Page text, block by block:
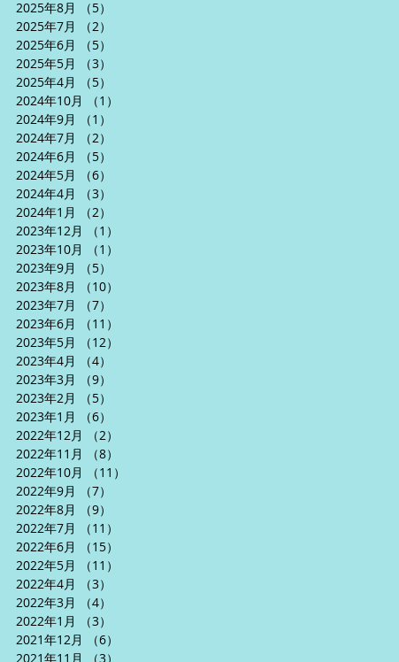
2025年8月
（5）
2025年7月
（2）
2025年6月
（5）
2025年5月
（3）
2025年4月
（5）
2024年10月
（1）
2024年9月
（1）
2024年7月
（2）
2024年6月
（5）
2024年5月
（6）
2024年4月
（3）
2024年1月
（2）
2023年12月
（1）
2023年10月
（1）
2023年9月
（5）
2023年8月
（10）
2023年7月
（7）
2023年6月
（11）
2023年5月
（12）
2023年4月
（4）
2023年3月
（9）
2023年2月
（5）
2023年1月
（6）
2022年12月
（2）
2022年11月
（8）
2022年10月
（11）
2022年9月
（7）
2022年8月
（9）
2022年7月
（11）
2022年6月
（15）
2022年5月
（11）
2022年4月
（3）
2022年3月
（4）
2022年1月
（3）
2021年12月
（6）
2021年11月
（3）